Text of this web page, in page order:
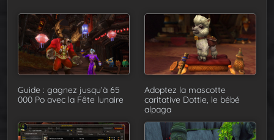
Guide : gagnez jusqu’à 65
000 Po avec la Fête lunaire
Adoptez la mascotte
caritative Dottie, le bébé
alpaga